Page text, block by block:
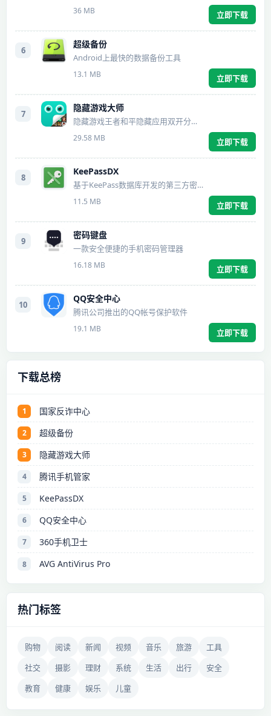
36 MB 立即下载
6
超级备份
Android上最快的数据备份工具
13.1 MB 立即下载
7
隐藏游戏大师
隐藏游戏王者和平隐藏应用双开分身软件
29.58 MB 立即下载
8
KeePassDX
基于KeePass数据库开发的第三方密码管理工具
11.5 MB 立即下载
9
密码键盘
一款安全便捷的手机密码管理器
16.18 MB 立即下载
10
QQ安全中心
腾讯公司推出的QQ帐号保护软件
19.1 MB 立即下载
下载总榜
1 国家反诈中心
2 超级备份
3 隐藏游戏大师
4 腾讯手机管家
5 KeePassDX
6 QQ安全中心
7 360手机卫士
8 AVG AntiVirus Pro
热门标签
购物 阅读 新闻 视频 音乐 旅游
工具
社交
摄影 理财 系统 生活 出行
安全
教育
健康 娱乐 儿童